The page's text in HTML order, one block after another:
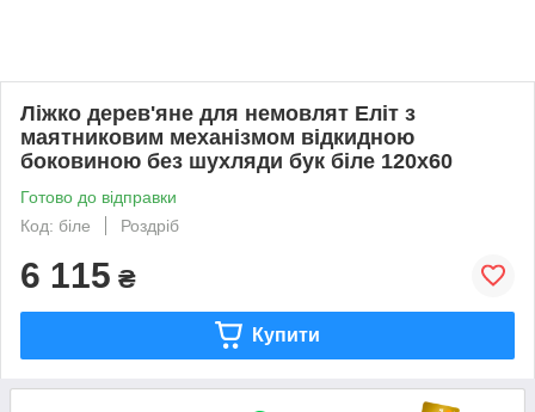
Ліжко дерев'яне для немовлят Еліт з
маятниковим механізмом відкидною
боковиною без шухляди бук біле 120х60
Готово до відправки
Код: біле
Роздріб
6 115 ₴
Купити